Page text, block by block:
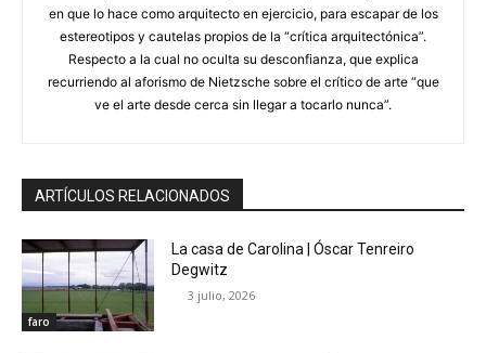
en que lo hace como arquitecto en ejercicio, para escapar de los
estereotipos y cautelas propios de la “crítica arquitectónica”.
Respecto a la cual no oculta su desconfianza, que explica
recurriendo al aforismo de Nietzsche sobre el crítico de arte “que
ve el arte desde cerca sin llegar a tocarlo nunca”.
ARTÍCULOS RELACIONADOS
faro
La casa de Carolina | Óscar Tenreiro
Degwitz
3 julio, 2026